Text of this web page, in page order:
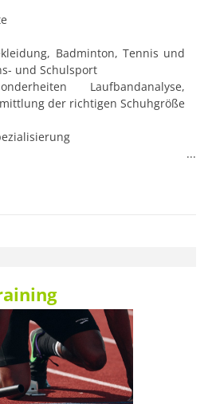
Badminton, Tennis und
und Schulsport
der richtigen Schuhgröße
Goethestrasse 3b 07743
+493641 62 88 56 0
Wenn Du selbst noch
oder betreibst, oder einige